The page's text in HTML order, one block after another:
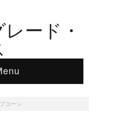
ード・
コーン